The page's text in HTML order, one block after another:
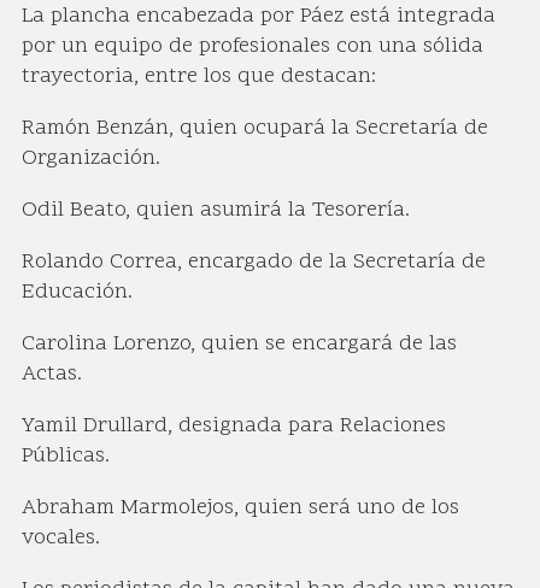
La plancha encabezada por Páez está integrada
por un equipo de profesionales con una sólida
trayectoria, entre los que destacan:
Ramón Benzán, quien ocupará la Secretaría de
Organización.
Odil Beato, quien asumirá la Tesorería.
Rolando Correa, encargado de la Secretaría de
Educación.
Carolina Lorenzo, quien se encargará de las
Actas.
Yamil Drullard, designada para Relaciones
Públicas.
Abraham Marmolejos, quien será uno de los
vocales.